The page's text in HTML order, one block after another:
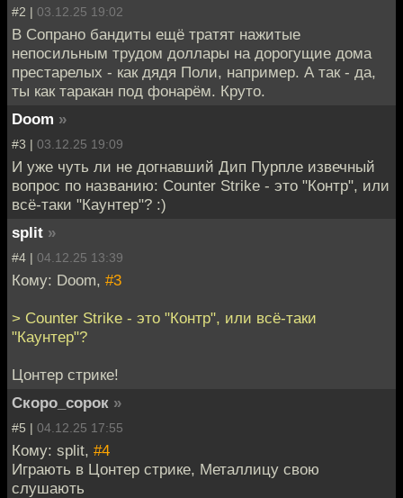
#2 | 03.12.25 19:02
В Сопрано бандиты ещё тратят нажитые
непосильным трудом доллары на дорогущие дома
престарелых - как дядя Поли, например. А так - да,
ты как таракан под фонарём. Круто.
Doom »
#3 | 03.12.25 19:09
И уже чуть ли не догнавший Дип Пурпле извечный
вопрос по названию: Counter Strike - это "Контр", или
всё-таки "Каунтер"? :)
split »
#4 | 04.12.25 13:39
Кому: Doom, #3
> Counter Strike - это "Контр", или всё-таки
"Каунтер"?
Цонтер стрике!
Скоро_сорок »
#5 | 04.12.25 17:55
Кому: split, #4
Играють в Цонтер стрике, Металлицу свою
слушають